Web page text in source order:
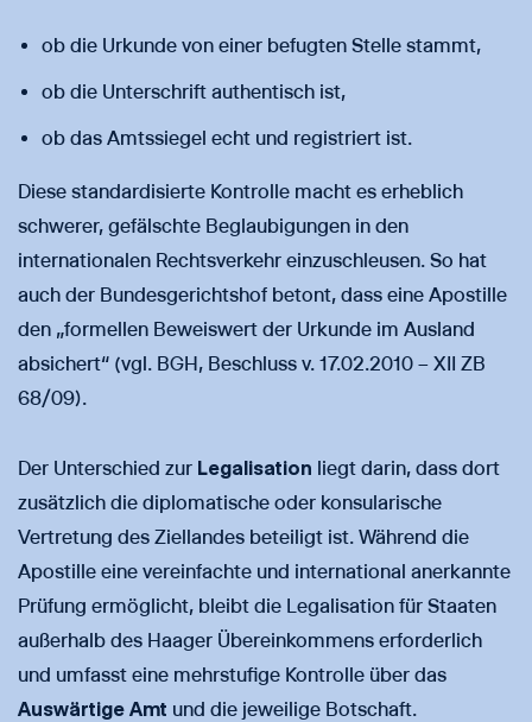
ob die Urkunde von einer befugten Stelle stammt,
ob die Unterschrift authentisch ist,
ob das Amtssiegel echt und registriert ist.
Diese standardisierte Kontrolle macht es erheblich
schwerer, gefälschte Beglaubigungen in den
internationalen Rechtsverkehr einzuschleusen. So hat
auch der Bundesgerichtshof betont, dass eine Apostille
den „formellen Beweiswert der Urkunde im Ausland
absichert“ (vgl. BGH, Beschluss v. 17.02.2010 – XII ZB
68/09).
Der Unterschied zur Legalisation liegt darin, dass dort
zusätzlich die diplomatische oder konsularische
Vertretung des Ziellandes beteiligt ist. Während die
Apostille eine vereinfachte und international anerkannte
Prüfung ermöglicht, bleibt die Legalisation für Staaten
außerhalb des Haager Übereinkommens erforderlich
und umfasst eine mehrstufige Kontrolle über das
Auswärtige Amt und die jeweilige Botschaft.